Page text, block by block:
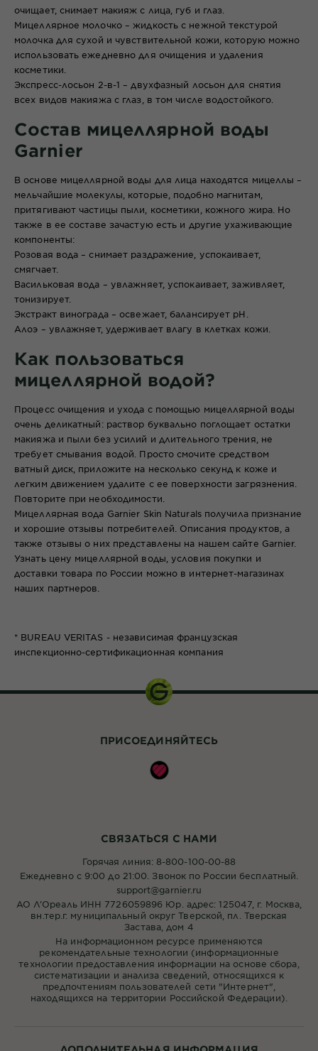
очищает, снимает макияж с лица, губ и глаз.
Мицеллярное молочко – жидкость с нежной текстурой
молочка для сухой и чувствительной кожи, которую можно
использовать ежедневно для очищения и удаления
косметики.
Экспресс-лосьон 2-в-1 – двухфазный лосьон для снятия
всех видов макияжа с глаз, в том числе водостойкого.
Состав мицеллярной воды
Garnier
В основе мицеллярной воды для лица находятся мицеллы –
мельчайшие молекулы, которые, подобно магнитам,
притягивают частицы пыли, косметики, кожного жира. Но
также в ее составе зачастую есть и другие ухаживающие
компоненты:
Розовая вода – снимает раздражение, успокаивает,
смягчает.
Васильковая вода – увлажняет, успокаивает, заживляет,
тонизирует.
Экстракт винограда – освежает, балансирует pH.
Алоэ – увлажняет, удерживает влагу в клетках кожи.
Как пользоваться
мицеллярной водой?
Процесс очищения и ухода с помощью мицеллярной воды
очень деликатный: раствор буквально поглощает остатки
макияжа и пыли без усилий и длительного трения, не
требует смывания водой. Просто смочите средством
ватный диск, приложите на несколько секунд к коже и
легким движением удалите с ее поверхности загрязнения.
Повторите при необходимости.
Мицеллярная вода Garnier Skin Naturals получила признание
и хорошие отзывы потребителей. Описания продуктов, а
также отзывы о них представлены на нашем сайте Garnier.
Узнать цену мицеллярной воды, условия покупки и
доставки товара по России можно в интернет-магазинах
наших партнеров.
* BUREAU VERITAS - независимая французская
инспекционно-сертификационная компания
СВЯЗАТЬСЯ С НАМИ
Горячая линия: 8-800-100-00-88
Ежедневно с 9:00 до 21:00. Звонок по России бесплатный.
support@garnier.ru
АО Л’Ореаль ИНН 7726059896 Юр. адрес: 125047, г. Москва,
вн.тер.г. муниципальный округ Тверской, пл. Тверская
Застава, дом 4
На информационном ресурсе применяются
рекомендательные технологии (информационные
технологии предоставления информации на основе сбора,
систематизации и анализа сведений, относящихся к
предпочтениям пользователей сети "Интернет",
находящихся на территории Российской Федерации).
ПРИСОЕДИНЯЙТЕСЬ